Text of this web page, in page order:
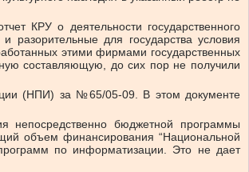
КРУ о деятельности государственного
разорительные для государства условия
этими фирмами государственных
составляющую, до сих пор не получили
(НПИ) за №65/05-09. В этом документе
бюджетной программы
объем финансирования “Национальной
по информатизации. Это не дает